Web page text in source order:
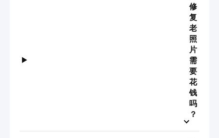
修
复
老
照
片
需
要
花
钱
吗
？